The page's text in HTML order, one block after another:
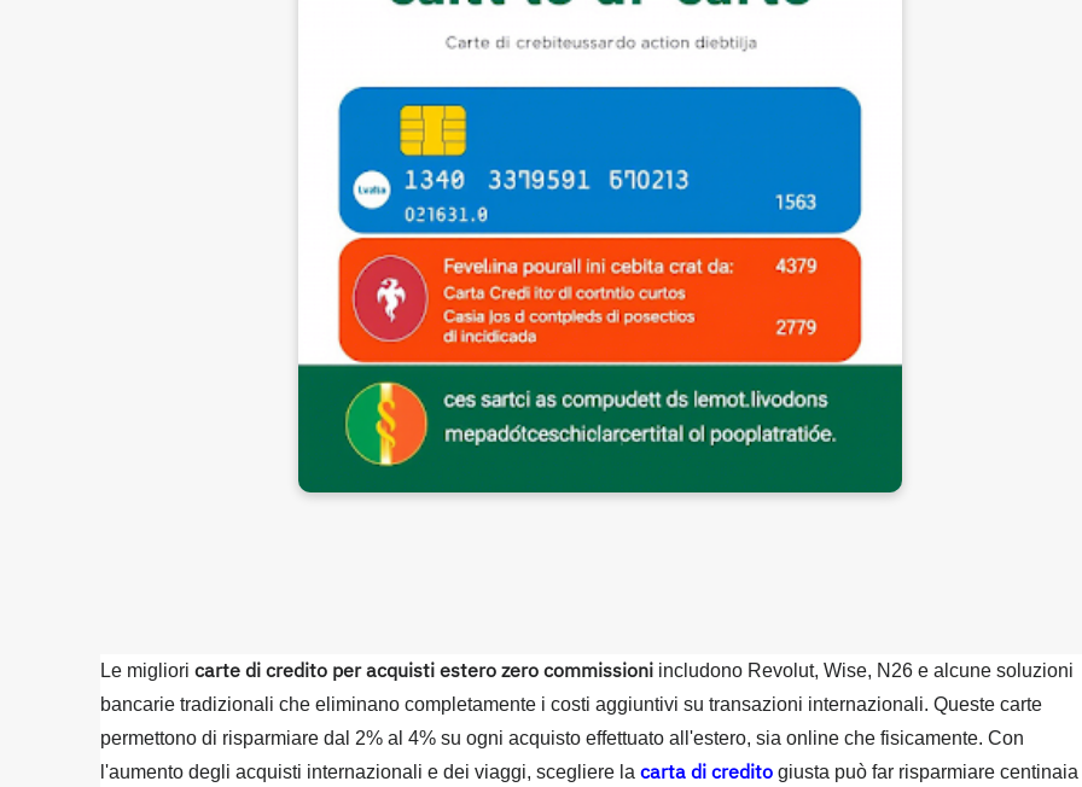
Le migliori carte di credito per acquisti estero zero commissioni includono Revolut, Wise, N26 e alcune soluzioni
bancarie tradizionali che eliminano completamente i costi aggiuntivi su transazioni internazionali. Queste carte
permettono di risparmiare dal 2% al 4% su ogni acquisto effettuato all'estero, sia online che fisicamente. Con
l'aumento degli acquisti internazionali e dei viaggi, scegliere la carta di credito giusta può far risparmiare centinaia